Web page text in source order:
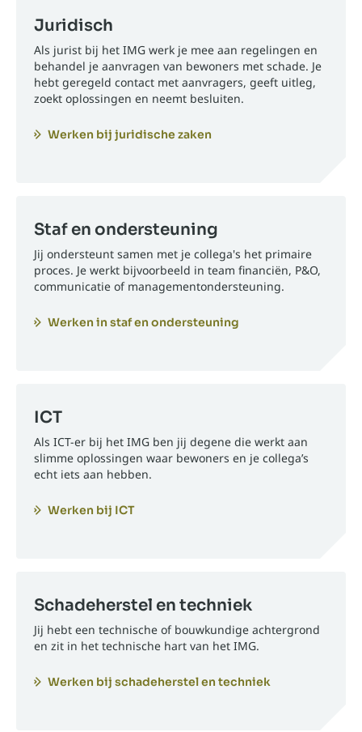
Juridisch
Als jurist bij het IMG werk je mee aan regelingen en
behandel je aanvragen van bewoners met schade. Je
hebt geregeld contact met aanvragers, geeft uitleg,
zoekt oplossingen en neemt besluiten.
Werken bij juridische zaken
Staf en ondersteuning
Jij ondersteunt samen met je collega's het primaire
proces. Je werkt bijvoorbeeld in team financiën, P&O,
communicatie of managementondersteuning.
Werken in staf en ondersteuning
ICT
Als ICT-er bij het IMG ben jij degene die werkt aan
slimme oplossingen waar bewoners en je collega’s
echt iets aan hebben.
Werken bij ICT
Schadeherstel en techniek
Jij hebt een technische of bouwkundige achtergrond
en zit in het technische hart van het IMG.
Werken bij schadeherstel en techniek